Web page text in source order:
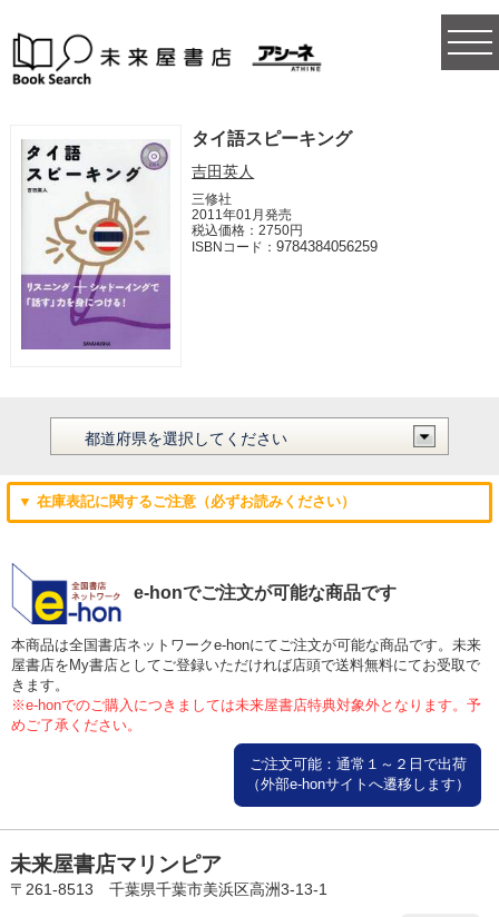
タイ語スピーキング
吉田英人
三修社
2011年01月発売
税込価格：2750円
ISBNコード：9784384056259
▼ 在庫表記に関するご注意（必ずお読みください）
e-honでご注文が可能な商品です
本商品は全国書店ネットワークe-honにてご注文が可能な商品です。未来
屋書店をMy書店としてご登録いただければ店頭で送料無料にてお受取で
きます。
※e-honでのご購入につきましては未来屋書店特典対象外となります。予
めご了承ください。
ご注文可能：通常１～２日で出荷
（外部e-honサイトへ遷移します）
未来屋書店マリンピア
〒261-8513 千葉県千葉市美浜区高洲3-13-1